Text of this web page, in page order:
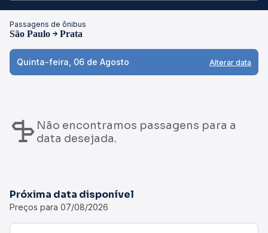
Passagens de ônibus
São Paulo Prata
Quinta-feira, 06 de Agosto Alterar data
Não encontramos passagens para a
data desejada.
Próxima data disponível
Preços para 07/08/2026